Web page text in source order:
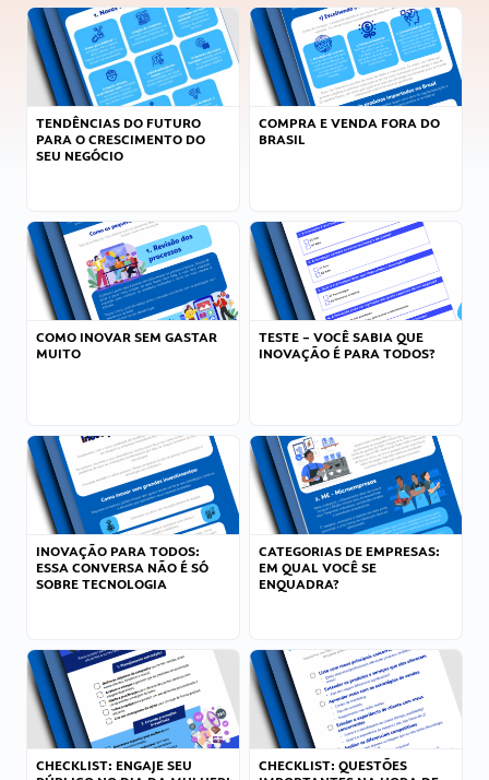
TENDÊNCIAS DO FUTURO
PARA O CRESCIMENTO DO
SEU NEGÓCIO
COMPRA E VENDA FORA DO
BRASIL
COMO INOVAR SEM GASTAR
MUITO
TESTE – VOCÊ SABIA QUE
INOVAÇÃO É PARA TODOS?
INOVAÇÃO PARA TODOS:
ESSA CONVERSA NÃO É SÓ
SOBRE TECNOLOGIA
CATEGORIAS DE EMPRESAS:
EM QUAL VOCÊ SE
ENQUADRA?
CHECKLIST: ENGAJE SEU
CHECKLIST: QUESTÕES